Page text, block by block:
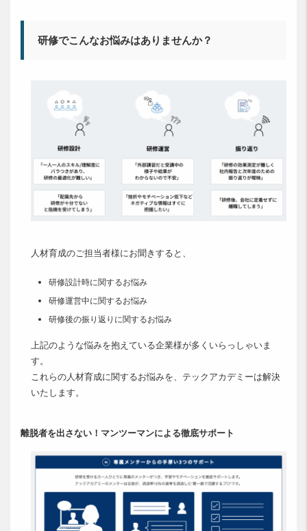
研修でこんなお悩みはありませんか？
人材育成のご担当者様にお聞きすると、
研修設計時に関するお悩み
研修運営中に関するお悩み
研修後の振り返りに関するお悩み
上記のような悩みを抱えている企業様が多くいらっしゃいま
す。
これらの人材育成に関するお悩みを、テックアカデミーは解決
いたします。
離脱者を出さない！マンツーマンによる徹底サポート